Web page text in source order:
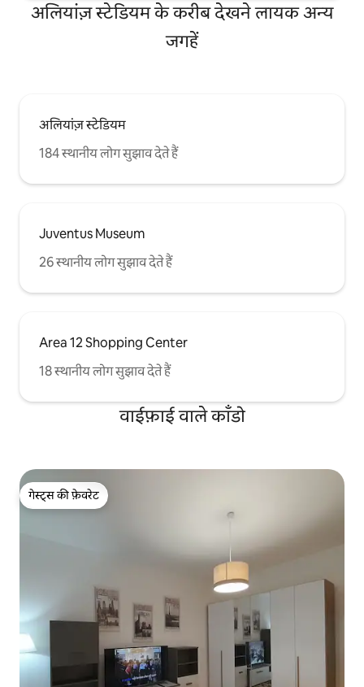
अलियांज़ स्टेडियम के करीब देखने लायक अन्य
जगहें
अलियांज़ स्टेडियम
184 स्थानीय लोग सुझाव देते हैं
Juventus Museum
26 स्थानीय लोग सुझाव देते हैं
Area 12 Shopping Center
18 स्थानीय लोग सुझाव देते हैं
वाईफ़ाई वाले काँडो
गेस्ट्स की फ़ेवरेट
गेस्ट्स की फ़ेवरेट